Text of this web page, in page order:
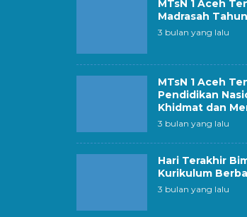
MTsN 1 Aceh
Madrasah
3 bulan yang lalu
MTsN 1 Aceh
Pendidikan
Khidmat dan
3 bulan yang lalu
Hari Terakhir
Kurikulum
3 bulan yang lalu